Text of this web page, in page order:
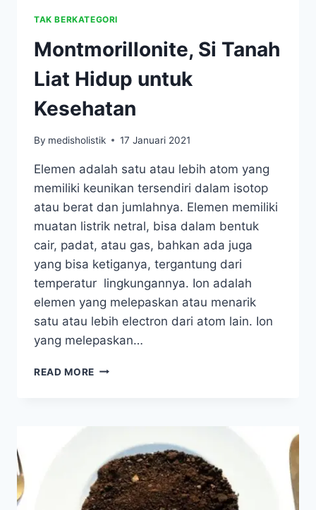
TAK BERKATEGORI
Montmorillonite, Si Tanah
Liat Hidup untuk
Kesehatan
By medisholistik 17 Januari 2021
Elemen adalah satu atau lebih atom yang
memiliki keunikan tersendiri dalam isotop
atau berat dan jumlahnya. Elemen memiliki
muatan listrik netral, bisa dalam bentuk
cair, padat, atau gas, bahkan ada juga
yang bisa ketiganya, tergantung dari
temperatur lingkungannya. Ion adalah
elemen yang melepaskan atau menarik
satu atau lebih electron dari atom lain. Ion
yang melepaskan…
READ MORE MONTMORILLONITE,
KESEHATAN